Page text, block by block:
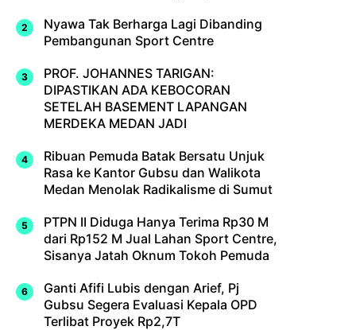
Nyawa Tak Berharga Lagi Dibanding
Pembangunan Sport Centre
PROF. JOHANNES TARIGAN:
DIPASTIKAN ADA KEBOCORAN
SETELAH BASEMENT LAPANGAN
MERDEKA MEDAN JADI
Ribuan Pemuda Batak Bersatu Unjuk
Rasa ke Kantor Gubsu dan Walikota
Medan Menolak Radikalisme di Sumut
PTPN II Diduga Hanya Terima Rp30 M
dari Rp152 M Jual Lahan Sport Centre,
Sisanya Jatah Oknum Tokoh Pemuda
Ganti Afifi Lubis dengan Arief, Pj
Gubsu Segera Evaluasi Kepala OPD
Terlibat Proyek Rp2,7T